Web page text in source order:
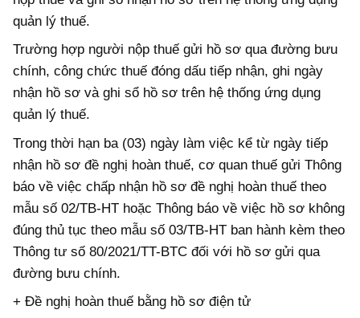
quản lý thuế.
Trường hợp người nộp thuế gửi hồ sơ qua đường bưu
chính, công chức thuế đóng dấu tiếp nhận, ghi ngày
nhận hồ sơ và ghi sổ hồ sơ trên hệ thống ứng dụng
quản lý thuế.
Trong thời hạn ba (03) ngày làm việc kể từ ngày tiếp
nhận hồ sơ đề nghị hoàn thuế, cơ quan thuế gửi Thông
báo về việc chấp nhận hồ sơ đề nghị hoàn thuế theo
mẫu số 02/TB-HT hoặc Thông báo về việc hồ sơ không
đúng thủ tục theo mẫu số 03/TB-HT ban hành kèm theo
Thông tư số 80/2021/TT-BTC đối với hồ sơ gửi qua
đường bưu chính.
+ Đề nghị hoàn thuế bằng hồ sơ điện tử